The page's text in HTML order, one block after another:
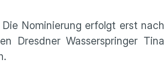
Nominierung erfolgt erst nach
Dresdner Wasserspringer Tina